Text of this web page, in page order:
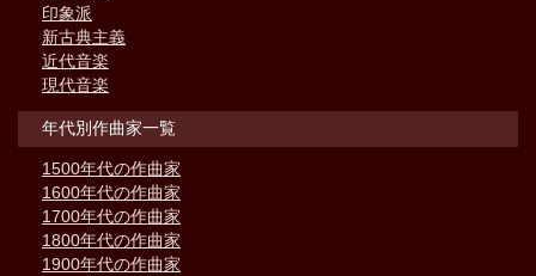
印象派
新古典主義
近代音楽
現代音楽
年代別作曲家一覧
1500年代の作曲家
1600年代の作曲家
1700年代の作曲家
1800年代の作曲家
1900年代の作曲家